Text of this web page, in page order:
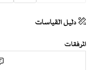
دليل القياسات
المرفقات